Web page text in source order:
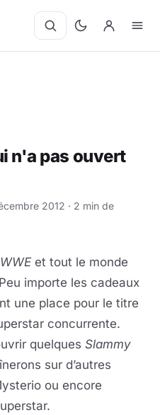
n'a pas ouvert
2012 · 2 min de
WWEet tout le monde
importe les cadeaux
une place pour le titre
concurrente.
quelques Slammy
sur d’autres
ou encore